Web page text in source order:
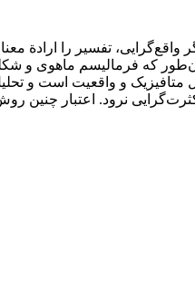
تفسیر را ارادة معنا
که فرمالیسم ماهوی و
متافیزیک و واقعیت است و
نرود. اعتبار چنین